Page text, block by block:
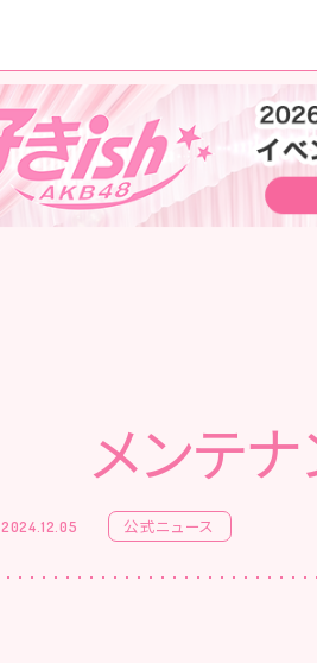
メンテ
2024.12.05 公式ニュース